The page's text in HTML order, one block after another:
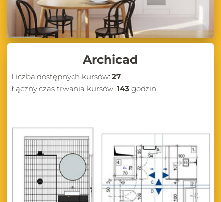
Archicad
Liczba dostępnych kursów: 27
Łączny czas trwania kursów: 143 godzin